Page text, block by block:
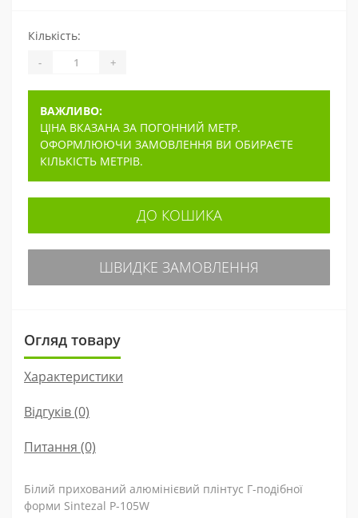
Кількість:
- +
ВАЖЛИВО:
ЦІНА ВКАЗАНА ЗА ПОГОННИЙ МЕТР.
ОФОРМЛЮЮЧИ ЗАМОВЛЕННЯ ВИ ОБИРАЄТЕ
КІЛЬКІСТЬ МЕТРІВ.
ДО КОШИКА
ШВИДКЕ ЗАМОВЛЕННЯ
Огляд товару
Характеристики
Відгуків (0)
Питання (0)
Білий прихований алюмінієвий плінтус Г-подібної
форми Sintezal Р-105W